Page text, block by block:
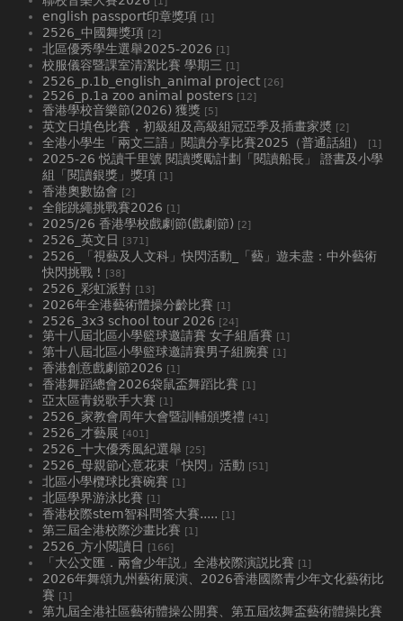
english passport印章獎項 [1]
2526_中國舞獎項 [2]
北區優秀學生選舉2025-2026 [1]
校服儀容暨課室清潔比賽 學期三 [1]
2526_p.1b_english_animal project [26]
2526_p.1a zoo animal posters [12]
香港學校音樂節(2026) 獲獎 [5]
英文日填色比賽，初級組及高級組冠亞季及插畫家奬 [2]
全港小學生「兩文三語」閱讀分享比賽2025（普通話組） [1]
2025-26 悦讀千里號 閱讀獎勵計劃「閱讀船長」 證書及小學
組「閱讀銀獎」獎項 [1]
香港奧數協會 [2]
全能跳繩挑戰賽2026 [1]
2025/26 香港學校戲劇節(戲劇節) [2]
2526_英文日 [371]
2526_「視藝及人文科」快閃活動_「藝」遊未盡：中外藝術
快閃挑戰 ! [38]
2526_彩虹派對 [13]
2026年全港藝術體操分齡比賽 [1]
2526_3x3 school tour 2026 [24]
第十八屆北區小學籃球邀請賽 女子組盾賽 [1]
第十八屆北區小學籃球邀請賽男子組腕賽 [1]
香港創意戲劇節2026 [1]
香港舞蹈總會2026袋鼠盃舞蹈比賽 [1]
亞太區青鋭歌手大賽 [1]
2526_家教會周年大會暨訓輔頒獎禮 [41]
2526_才藝展 [401]
2526_十大優秀風紀選舉 [25]
2526_母親節心意花束「快閃」活動 [51]
北區小學欖球比賽碗賽 [1]
北區學界游泳比賽 [1]
香港校際stem智科問答大賽..... [1]
第三屆全港校際沙畫比賽 [1]
2526_方小閲讀日 [166]
「大公文匯．兩會少年説」全港校際演説比賽 [1]
2026年舞頌九州藝術展演、2026香港國際青少年文化藝術比
賽 [1]
第九屆全港社區藝術體操公開賽、第五屆炫舞盃藝術體操比賽